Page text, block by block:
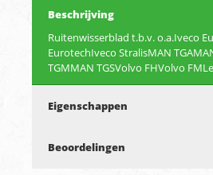
Beschrijving
Ruitenwisserblad t.b.v. o.a.Iveco
EurotechIveco StralisMAN
TGMMAN TGSVolvo FHVolvo
Eigenschappen
Beoordelingen